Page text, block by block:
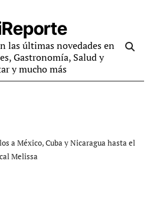
las últimas novedades en
Gastronomía, Salud y
y mucho más
a México, Cuba y Nicaragua hasta el
Melissa